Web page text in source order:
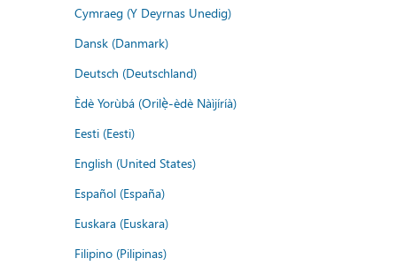
Cymraeg (Y Deyrnas Unedig)
Dansk (Danmark)
Deutsch (Deutschland)
Èdè Yorùbá (Orilẹ̀-èdè Nàìjíríà)
Eesti (Eesti)
English (United States)
Español (España)
Euskara (Euskara)
Filipino (Pilipinas)